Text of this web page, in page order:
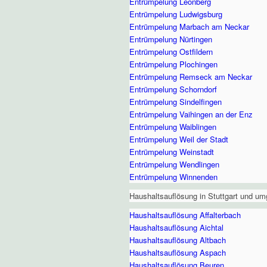
Entrümpelung Ludwigsburg
Entrümpelung Marbach am Neckar
Entrümpelung Nürtingen
Entrümpelung Ostfildern
Entrümpelung Plochingen
Entrümpelung Remseck am Neckar
Entrümpelung Schorndorf
Entrümpelung Sindelfingen
Entrümpelung Vaihingen an der Enz
Entrümpelung Waiblingen
Entrümpelung Weil der Stadt
Entrümpelung Weinstadt
Entrümpelung Wendlingen
Entrümpelung Winnenden
Haushaltsauflösung in Stuttgart und
Haushaltsauflösung Affalterbach
Haushaltsauflösung Aichtal
Haushaltsauflösung Altbach
Haushaltsauflösung Aspach